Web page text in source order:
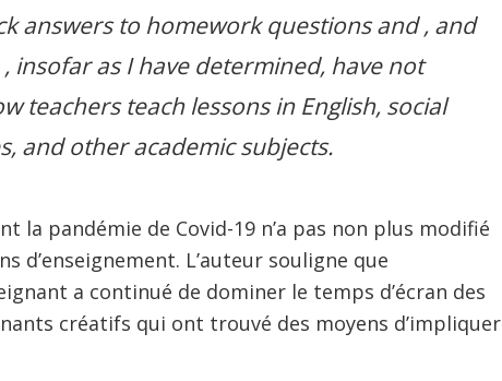
answers to homework questions and , and
, insofar as I have determined, have not
teachers teach lessons in English, social
and other academic subjects.
la pandémie de Covid-19 n’a pas non plus modifié
d’enseignement. L’auteur souligne que
a continué de dominer le temps d’écran des
créatifs qui ont trouvé des moyens d’impliquer